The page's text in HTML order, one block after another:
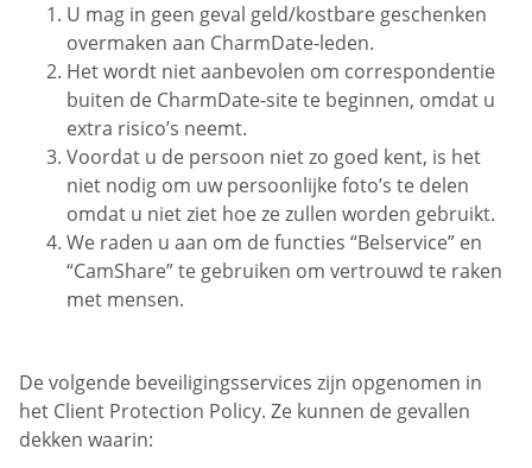
U mag in geen geval geld/kostbare geschenken
overmaken aan CharmDate-leden.
Het wordt niet aanbevolen om correspondentie
buiten de CharmDate-site te beginnen, omdat u
extra risico’s neemt.
Voordat u de persoon niet zo goed kent, is het
niet nodig om uw persoonlijke foto’s te delen
omdat u niet ziet hoe ze zullen worden gebruikt.
We raden u aan om de functies “Belservice” en
“CamShare” te gebruiken om vertrouwd te raken
met mensen.
De volgende beveiligingsservices zijn opgenomen in
het Client Protection Policy. Ze kunnen de gevallen
dekken waarin: